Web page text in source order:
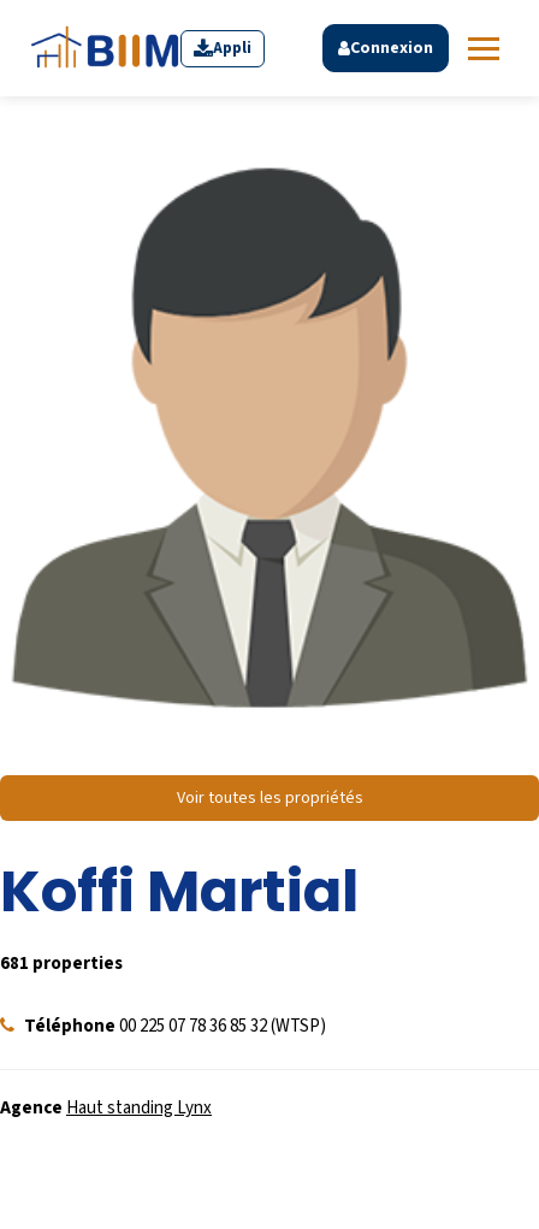
Appli Connexion
Voir toutes les propriétés
Koffi Martial
681 properties
Téléphone00 225 07 78 36 85 32 (WTSP)
Agence Haut standing Lynx